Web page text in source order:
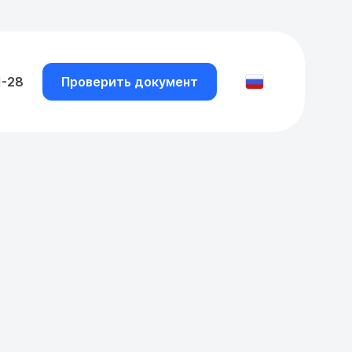
28 Проверить документ